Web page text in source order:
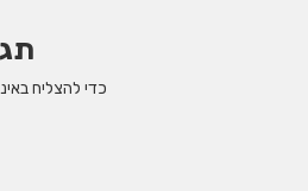
כדי להצליח